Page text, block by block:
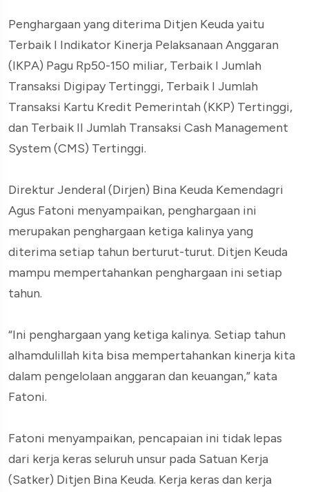
Penghargaan yang diterima Ditjen Keuda yaitu
Terbaik I Indikator Kinerja Pelaksanaan Anggaran
(IKPA) Pagu Rp50-150 miliar, Terbaik I Jumlah
Transaksi Digipay Tertinggi, Terbaik I Jumlah
Transaksi Kartu Kredit Pemerintah (KKP) Tertinggi,
dan Terbaik II Jumlah Transaksi Cash Management
System (CMS) Tertinggi.
Direktur Jenderal (Dirjen) Bina Keuda Kemendagri
Agus Fatoni menyampaikan, penghargaan ini
merupakan penghargaan ketiga kalinya yang
diterima setiap tahun berturut-turut. Ditjen Keuda
mampu mempertahankan penghargaan ini setiap
tahun.
“Ini penghargaan yang ketiga kalinya. Setiap tahun
alhamdulillah kita bisa mempertahankan kinerja kita
dalam pengelolaan anggaran dan keuangan,” kata
Fatoni.
Fatoni menyampaikan, pencapaian ini tidak lepas
dari kerja keras seluruh unsur pada Satuan Kerja
(Satker) Ditjen Bina Keuda. Kerja keras dan kerja